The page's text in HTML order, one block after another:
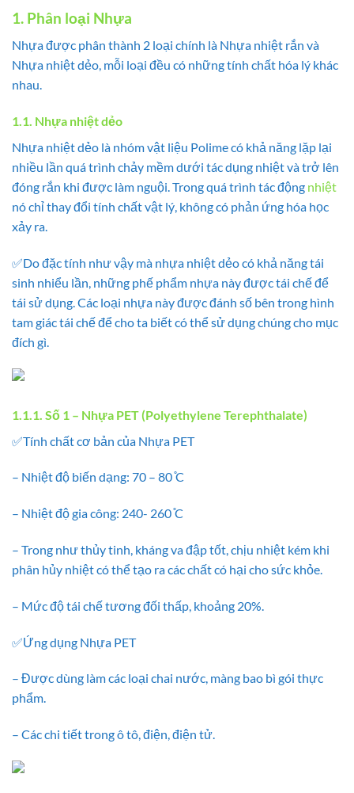
1. Phân loại Nhựa
Nhựa được phân thành 2 loại chính là Nhựa nhiệt rắn và
Nhựa nhiệt dẻo, mỗi loại đều có những tính chất hóa lý khác
nhau.
1.1. Nhựa nhiệt dẻo
Nhựa nhiệt dẻo là nhóm vật liệu Polime có khả năng lặp lại
nhiều lần quá trình chảy mềm dưới tác dụng nhiệt và trở lên
đóng rắn khi được làm nguội. Trong quá trình tác động nhiệt
nó chỉ thay đổi tính chất vật lý, không có phản ứng hóa học
xảy ra.
✅Do đặc tính như vậy mà nhựa nhiệt dẻo có khả năng tái
sinh nhiểu lần, những phế phẩm nhựa này được tái chế để
tái sử dụng. Các loại nhựa này được đánh số bên trong hình
tam giác tái chế để cho ta biết có thể sử dụng chúng cho mục
đích gì.
1.1.1. Số 1 – Nhựa PET (Polyethylene Terephthalate)
✅Tính chất cơ bản của Nhựa PET
– Nhiệt độ biến dạng: 70 – 80 ̊C
– Nhiệt độ gia công: 240- 260 ̊C
– Trong như thủy tinh, kháng va đập tốt, chịu nhiệt kém khi
phân hủy nhiệt có thể tạo ra các chất có hại cho sức khỏe.
– Mức độ tái chế tương đối thấp, khoảng 20%.
✅Ứng dụng Nhựa PET
– Được dùng làm các loại chai nước, màng bao bì gói thực
phẩm.
– Các chi tiết trong ô tô, điện, điện tử.